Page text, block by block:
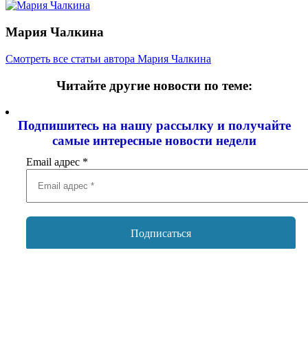
Мария Чалкина
Смотреть все статьи автора Мария Чалкина
Читайте другие новости по теме:
Подпишитесь на нашу рассылку и получайте
самые интересные новости недели
Email адрес *